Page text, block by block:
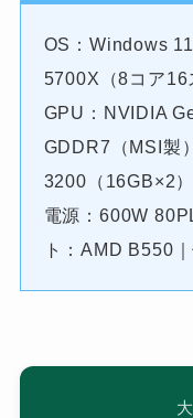
OS：Windows
5700X（8コア16
GPU：NVIDIA
GDDR7（MSI製
3200（16GB×2
電源：600W
ト：AMD B550